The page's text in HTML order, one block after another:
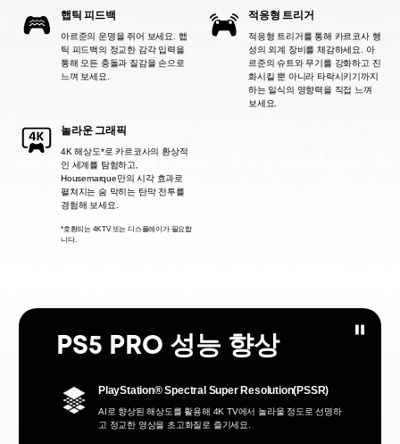
햅틱 피드백
아르준의 운명을 쥐어 보세요. 햅
틱 피드백의 정교한 감각 입력을
통해 모든 충돌과 질감을 손으로
느껴 보세요.
적응형 트리거
적응형 트리거를 통해 카르코사 행
성의 외계 장비를 체감하세요. 아
르준의 슈트와 무기를 강화하고 진
화시킬 뿐 아니라 타락시키기까지
하는 일식의 영향력을 직접 느껴
보세요.
놀라운 그래픽
4K 해상도*로 카르코사의 환상적
인 세계를 탐험하고,
Housemarque만의 시각 효과로
펼쳐지는 숨 막히는 탄막 전투를
경험해 보세요.
*호환되는 4K TV 또는 디스플레이가 필요합
니다.
PS5 PRO 성능 향상
PlayStation® Spectral Super Resolution(PSSR)
AI로 향상된 해상도를 활용해 4K TV에서 놀라울 정도로 선명하
고 정교한 영상을 초고화질로 즐기세요.